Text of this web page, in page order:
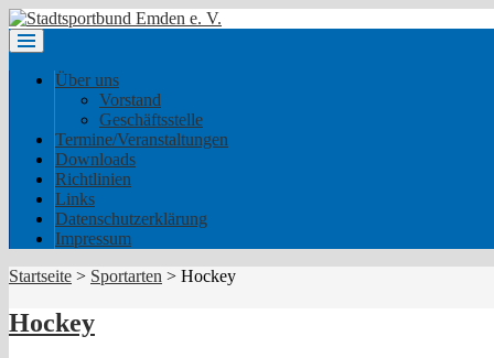
Über uns
Vorstand
Geschäftsstelle
Termine/Veranstaltungen
Downloads
Richtlinien
Links
Datenschutzerklärung
Impressum
Startseite > Sportarten > Hockey
Hockey